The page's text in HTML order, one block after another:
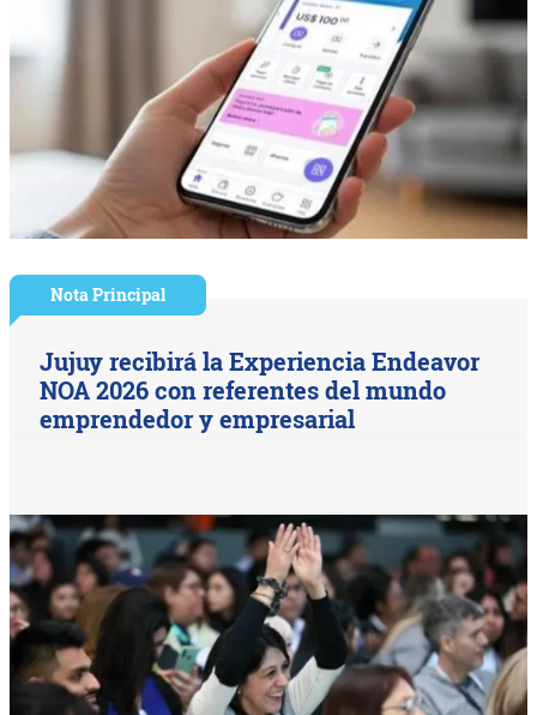
Nota Principal
Jujuy recibirá la Experiencia Endeavor
NOA 2026 con referentes del mundo
emprendedor y empresarial